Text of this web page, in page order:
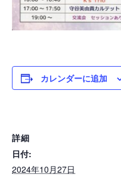
カレンダーに追加
詳細
日付:
2024年10月27日